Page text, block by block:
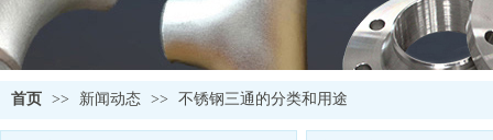
首页 >> 新闻动态 >> 不锈钢三通的分类和用途